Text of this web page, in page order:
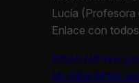
Lucía (Profesora
Enlace con
https://